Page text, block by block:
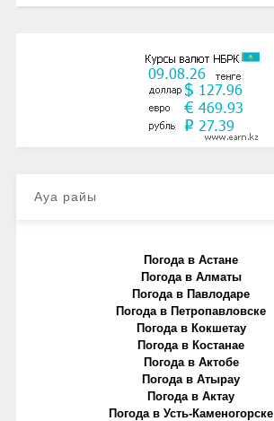
Ауа райы
Погода в Астане
Погода в Алматы
Погода в Павлодаре
Погода в Петропавловске
Погода в Кокшетау
Погода в Костанае
Погода в Актобе
Погода в Атырау
Погода в Актау
Погода в Усть-Каменогорске